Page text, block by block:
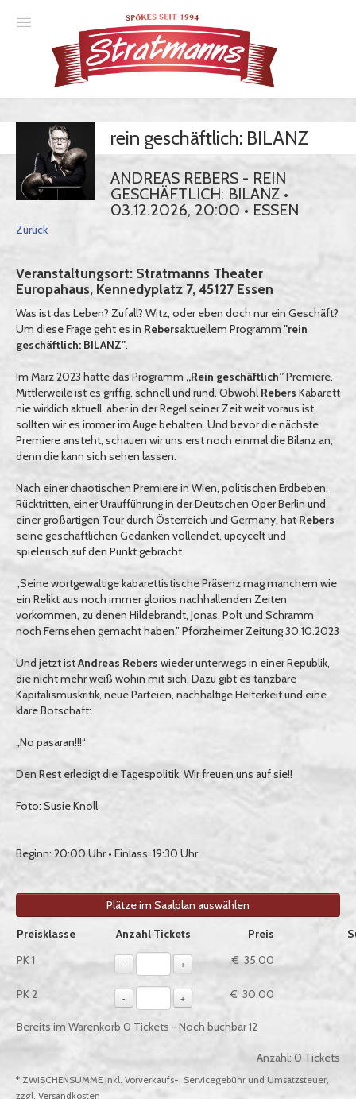
Essener Ehrendoktor
Unsere Komödien
Gastspiele
Gutscheine
Anmelden
rein geschäftlich: BILANZ
ANDREAS REBERS - REIN
GESCHÄFTLICH: BILANZ •
03.12.2026, 20:00 • ESSEN
Zurück
Veranstaltungsort: Stratmanns Theater
Europahaus, Kennedyplatz 7, 45127 Essen
Was ist das Leben? Zufall? Witz, oder eben doch nur ein Geschäft?
Um diese Frage geht es in Rebersaktuellem Programm "rein
geschäftlich: BILANZ".
Im März 2023 hatte das Programm „Rein geschäftlich”Premiere.
Mittlerweile ist es griffig, schnell und rund. Obwohl Rebers Kabarett
nie wirklich aktuell, aber in der Regel seiner Zeit weit voraus ist,
sollten wir es immer im Auge behalten. Und bevor die nächste
Premiere ansteht, schauen wir uns erst noch einmal die Bilanz an,
denn die kann sich sehen lassen.
Nach einer chaotischen Premiere in Wien, politischen Erdbeben,
Rücktritten, einer Uraufführung in der Deutschen Oper Berlin und
einer großartigen Tour durch Österreich und Germany, hat Rebers
seine geschäftlichen Gedanken vollendet, upcycelt und
spielerisch auf den Punkt gebracht.
„Seine wortgewaltige kabarettistische Präsenz mag manchem wie
ein Relikt aus noch immer glorios nachhallenden Zeiten
vorkommen, zu denen Hildebrandt, Jonas, Polt und Schramm
noch Fernsehen gemacht haben.” Pforzheimer Zeitung 30.10.2023
Und jetzt istAndreas Rebers wieder unterwegs in einer Republik,
die nicht mehr weiß wohin mit sich. Dazu gibt es tanzbare
Kapitalismuskritik, neue Parteien, nachhaltige Heiterkeit und eine
klare Botschaft:
„No pasaran!!!“
Den Rest erledigt die Tagespolitik. Wir freuen uns auf sie!!
Foto: Susie Knoll
Beginn: 20:00 Uhr • Einlass: 19:30 Uhr
Plätze im Saalplan auswählen
Auswahl von Tickets pro Preiskategorie, sofern verfügbar
Preisklasse Anzahl Tickets Preis
PK 1
- + € 35,00
PK 2 - + € 30,00
Bereits im Warenkorb 0 Tickets - Noch buchbar12
Anzahl:0 Tickets
* ZWISCHENSUMME inkl. Vorverkaufs-, Servicegebühr und Umsatzsteuer,
zzgl. Versandkosten